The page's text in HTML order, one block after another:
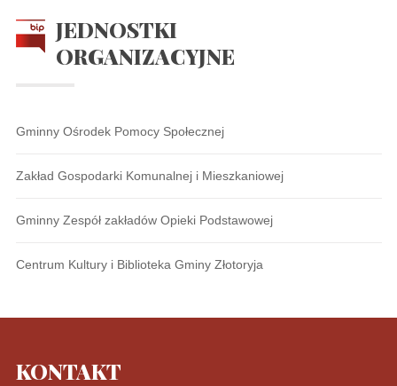
JEDNOSTKI
ORGANIZACYJNE
Gminny Ośrodek Pomocy Społecznej
Zakład Gospodarki Komunalnej i Mieszkaniowej
Gminny Zespół zakładów Opieki Podstawowej
Centrum Kultury i Biblioteka Gminy Złotoryja
KONTAKT